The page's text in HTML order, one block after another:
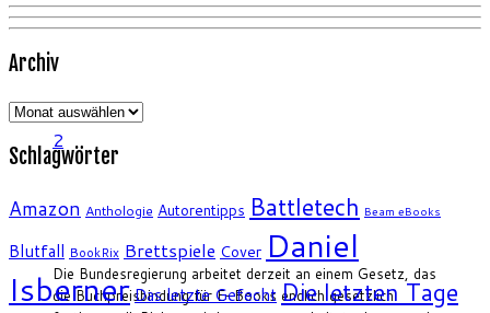
2
Die Bundesregierung arbeitet derzeit an einem Gesetz, das
die Buchpreisbindung für E-Books endlich gesetzlich
Archiv
Archiv
Schlagwörter
Amazon Anthologie Autorentipps Battletech Beam eBooks
Blutfall BookRix Brettspiele Cover Daniel
IsbernerDas letzte Gefecht Die letzten Tage